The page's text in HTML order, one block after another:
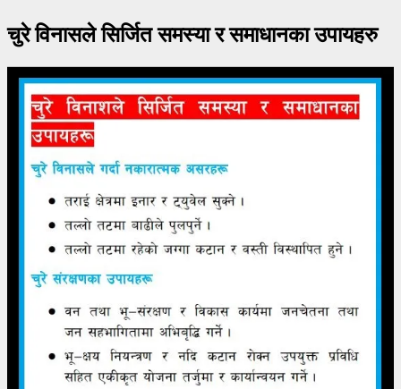
चुरे विनासले सिर्जित समस्या र समाधानका उपायहरु